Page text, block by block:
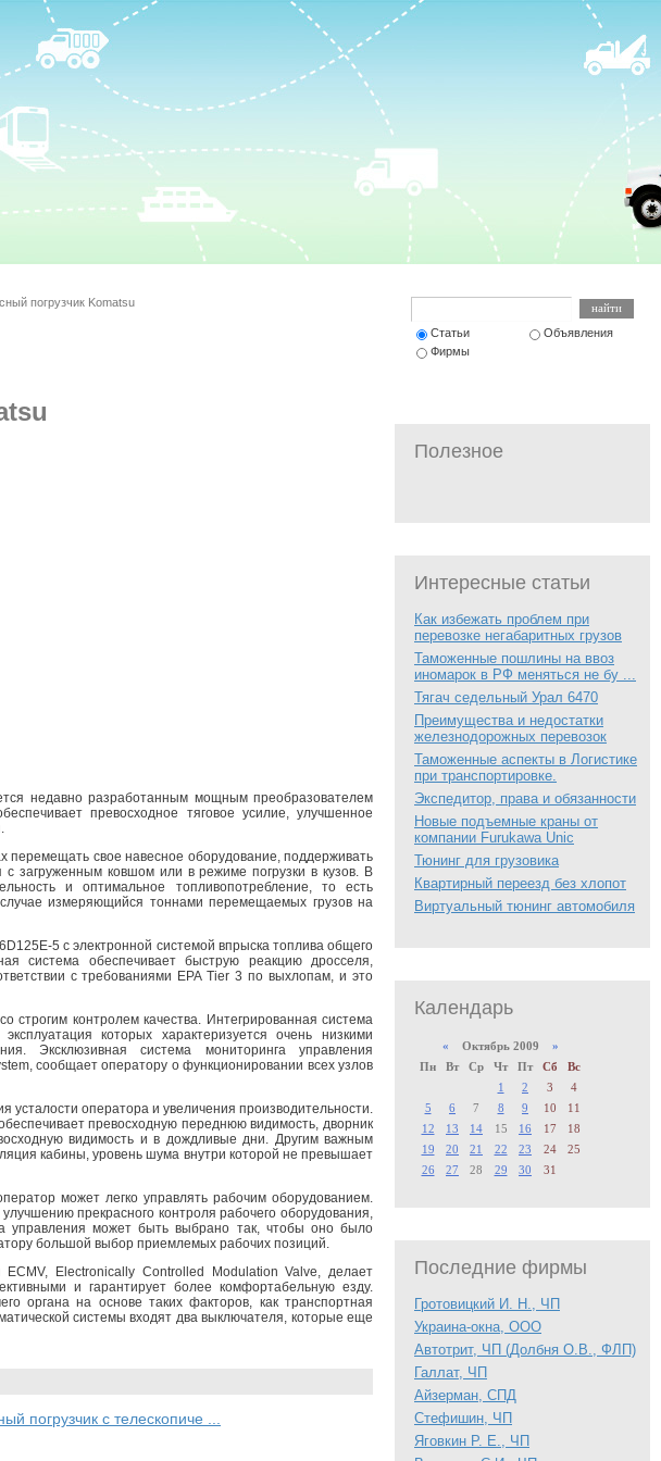
погрузчик Komatsu
недавно разработанным мощным преобразователем
превосходное тяговое усилие, улучшенное
перемещать свое навесное оборудование, поддерживать
загруженным ковшом или в режиме погрузки в кузов. В
и оптимальное топливопотребление, то есть
измеряющийся тоннами перемещаемых грузов на
5 с электронной системой впрыска топлива общего
система обеспечивает быструю реакцию дросселя,
с требованиями EPA Tier 3 по выхлопам, и это
строгим контролем качества. Интегрированная система
которых характеризуется очень низкими
Эксклюзивная система мониторинга управления
сообщает оператору о функционировании всех узлов
оператора и увеличения производительности.
превосходную переднюю видимость, дворник
видимость и в дождливые дни. Другим важным
кабины, уровень шума внутри которой не превышает
может легко управлять рабочим оборудованием.
прекрасного контроля рабочего оборудования,
управления может быть выбрано так, чтобы оно было
большой выбор приемлемых рабочих позиций.
Electronically Controlled Modulation Valve, делает
и гарантирует более комфортабельную езду.
органа на основе таких факторов, как транспортная
системы входят два выключателя, которые еще
погрузчик с телескопиче ...
Статьи
Объявления
Фирмы
Полезное
Интересные статьи
Как избежать проблем при
перевозке негабаритных грузов
Таможенные пошлины на ввоз
иномарок в РФ меняться не бу ...
Тягач седельный Урал 6470
Преимущества и недостатки
железнодорожных перевозок
Таможенные аспекты в Логистике
при транспортировке.
Экспедитор, права и обязанности
Новые подъемные краны от
компании Furukawa Unic
Тюнинг для грузовика
Квартирный переезд без хлопот
Виртуальный тюнинг автомобиля
Календарь
« Октябрь 2009 »
Пн
Вт Ср Чт Пт Сб
Вс
1
2 3
4
5
6 7 8 9 10
11
12
13 14 15 16 17
18
19
20 21 22 23 24
25
26
27 28 29 30 31
Последние фирмы
Гротовицкий И. Н., ЧП
Украина-окна, ООО
Автотрит, ЧП (Долбня О.В., ФЛП)
Галлат, ЧП
Айзерман, СПД
Стефишин, ЧП
Яговкин Р. Е., ЧП